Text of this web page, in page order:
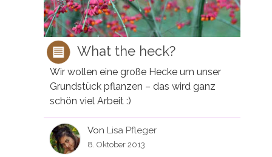
What the heck?
Wir wollen eine große Hecke um unser
Grundstück pflanzen – das wird ganz
schön viel Arbeit :)
Von Lisa Pfleger
8. Oktober 2013